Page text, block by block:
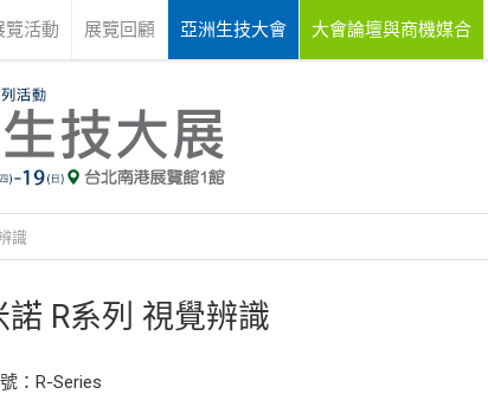
覽活動 展覽回顧 亞洲生技大會 大會論壇與商機媒合
識
諾 R系列 視覺辨識
：R-Series